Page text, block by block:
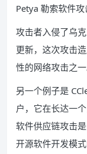
Petya 勒索软件攻
攻击者入侵了乌
更新，这次攻击
性的网络攻击之一
另一个例子是
户，它在长达一
软件供应链攻击
开源软件开发模